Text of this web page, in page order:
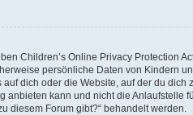
Children’s Online Privacy Protection
persönliche Daten von Kindern
dich oder die Website, auf der du
anbieten kann und nicht die Anlaufstelle
diesem Forum gibt?“ behandelt werden.